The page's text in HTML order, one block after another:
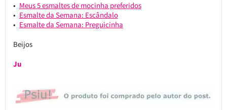
Meus 5 esmaltes de mocinha preferidos
Esmalte da Semana: Escândalo
Esmalte da Semana: Preguicinha
Beijos
Ju